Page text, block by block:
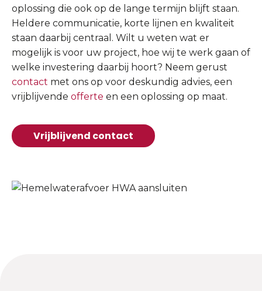
oplossing die ook op de lange termijn blijft staan.
Heldere communicatie, korte lijnen en kwaliteit
staan daarbij centraal. Wilt u weten wat er
mogelijk is voor uw project, hoe wij te werk gaan of
welke investering daarbij hoort? Neem gerust
contact met ons op voor deskundig advies, een
vrijblijvende offerte en een oplossing op maat.
Vrijblijvend contact